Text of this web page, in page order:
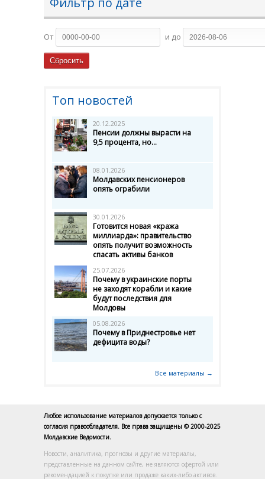
От и до
Топ новостей
20.12.2025
Пенсии должны вырасти на
9,5 процента, но...
08.01.2026
Молдавских пенсионеров
опять ограбили
30.01.2026
Готовится новая «кража
миллиарда»: правительство
опять получит возможность
спасать активы банков
25.07.2026
Почему в украинские порты
не заходят корабли и какие
будут последствия для
Молдовы
05.08.2026
Почему в Приднестровье нет
дефицита воды?
Все материалы →
Любое использование материалов допускается только с
согласия правообладателя. Все права защищены © 2000-2025
Молдавские Ведомости.
Новости, аналитика, прогнозы и другие материалы,
представленные на данном сайте, не являются офертой или
рекомендацией к покупке или продаже каких-либо активов.